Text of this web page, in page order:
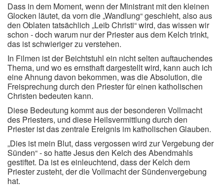
Dass in dem Moment, wenn der Ministrant mit den kleinen
Glocken läutet, da vorn die „Wandlung“ geschieht, also aus
den Oblaten tatsächlich „Leib Christi“ wird, das wissen wir
schon - doch warum nur der Priester aus dem Kelch trinkt,
das ist schwieriger zu verstehen.
In Filmen ist der Beichtstuhl ein nicht selten auftauchendes
Thema, und wo es ernsthaft dargestellt wird, kann auch ich
eine Ahnung davon bekommen, was die Absolution, die
Freisprechung durch den Priester für einen katholischen
Christen bedeuten kann.
Diese Bedeutung kommt aus der besonderen Vollmacht
des Priesters, und diese Heilsvermittlung durch den
Priester ist das zentrale Ereignis im katholischen Glauben.
„Dies ist mein Blut, dass vergossen wird zur Vergebung der
Sünden“ - so hatte Jesus den Kelch des Abendmahls
gestiftet. Da ist es einleuchtend, dass der Kelch dem
Priester zusteht, der die Vollmacht der Sündenvergebung
hat.